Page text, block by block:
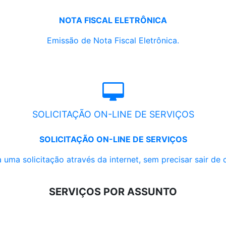
NOTA FISCAL ELETRÔNICA
Emissão de Nota Fiscal Eletrônica.
SOLICITAÇÃO ON-LINE DE SERVIÇOS
SOLICITAÇÃO ON-LINE DE SERVIÇOS
uma solicitação através da internet, sem precisar sair de
SERVIÇOS POR ASSUNTO